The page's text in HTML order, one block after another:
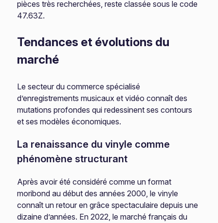
pièces très recherchées, reste classée sous le code
47.63Z.
Tendances et évolutions du
marché
Le secteur du commerce spécialisé
d’enregistrements musicaux et vidéo connaît des
mutations profondes qui redessinent ses contours
et ses modèles économiques.
La renaissance du vinyle comme
phénomène structurant
Après avoir été considéré comme un format
moribond au début des années 2000, le vinyle
connaît un retour en grâce spectaculaire depuis une
dizaine d’années. En 2022, le marché français du